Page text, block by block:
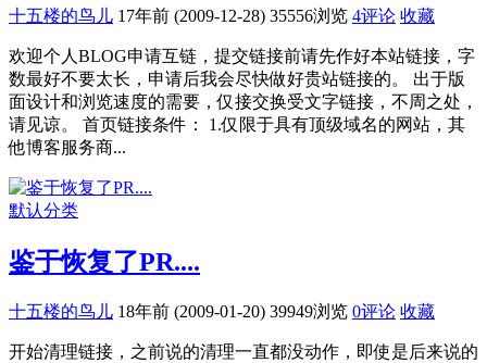
十五楼的鸟儿 17年前 (2009-12-28) 35556浏览 4评论 收藏
欢迎个人BLOG申请互链，提交链接前请先作好本站链接，字
数最好不要太长，申请后我会尽快做好贵站链接的。 出于版
面设计和浏览速度的需要，仅接交换受文字链接，不周之处，
请见谅。 首页链接条件： 1.仅限于具有顶级域名的网站，其
他博客服务商...
默认分类
鉴于恢复了PR....
十五楼的鸟儿 18年前 (2009-01-20) 39949浏览 0评论 收藏
开始清理链接，之前说的清理一直都没动作，即使是后来说的